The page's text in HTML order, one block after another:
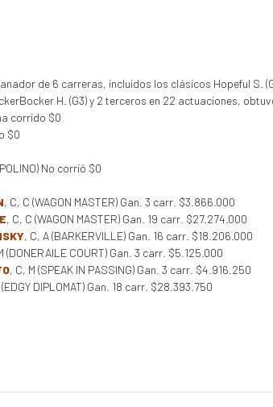
de 6 carreras, incluidos los clásicos Hopeful
H. (G3) y 2 terceros en 22 actuaciones,
corrido $0
$0
No corrió $0
, C, C (WAGON MASTER) Gan. 3 carr. $3.866.000
, C, C (WAGON MASTER) Gan. 19 carr. $27.274.000
, C, A (BARKERVILLE) Gan. 16 carr. $18.206.000
(DONERAILE COURT) Gan. 3 carr. $5.125.000
, C, M (SPEAK IN PASSING) Gan. 3 carr. $4.916.250
DIPLOMAT) Gan. 18 carr. $28.393.750